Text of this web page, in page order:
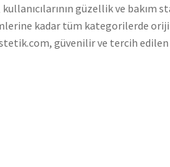
güzellik ve
kadar tüm kategorilerde
güvenilir ve tercih